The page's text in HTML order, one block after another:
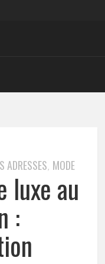
ADRESSES, MODE
luxe au
: